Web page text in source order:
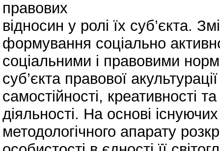
правових
відносин у ролі їх суб’єкта.
формування соціально
соціальними і правовими
суб’єкта правової
самостійності, креативності
діяльності. На основі
методологічного апарату